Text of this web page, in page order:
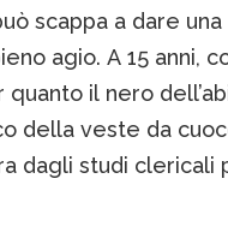
scappa a dare
agio. A 15 anni,
il nero
della veste da
dagli studi clericali